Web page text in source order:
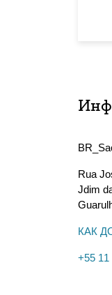
Rua
Jdim
КАК
+55 11